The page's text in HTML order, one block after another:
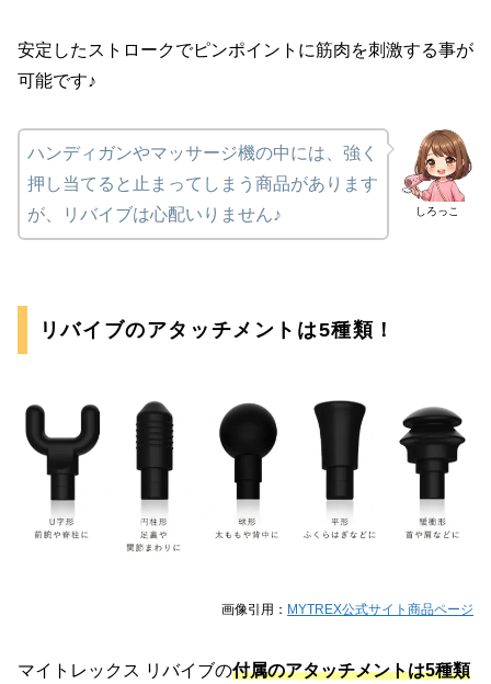
安定したストロークでピンポイントに筋肉を刺激する事が
可能です♪
しろっこ
ハンディガンやマッサージ機の中には、強く
押し当てると止まってしまう商品があります
が、リバイブは心配いりません♪
リバイブのアタッチメントは5種類！
画像引用： MYTREX公式サイト商品ページ
マイトレックス リバイブの付属のアタッチメントは5種類